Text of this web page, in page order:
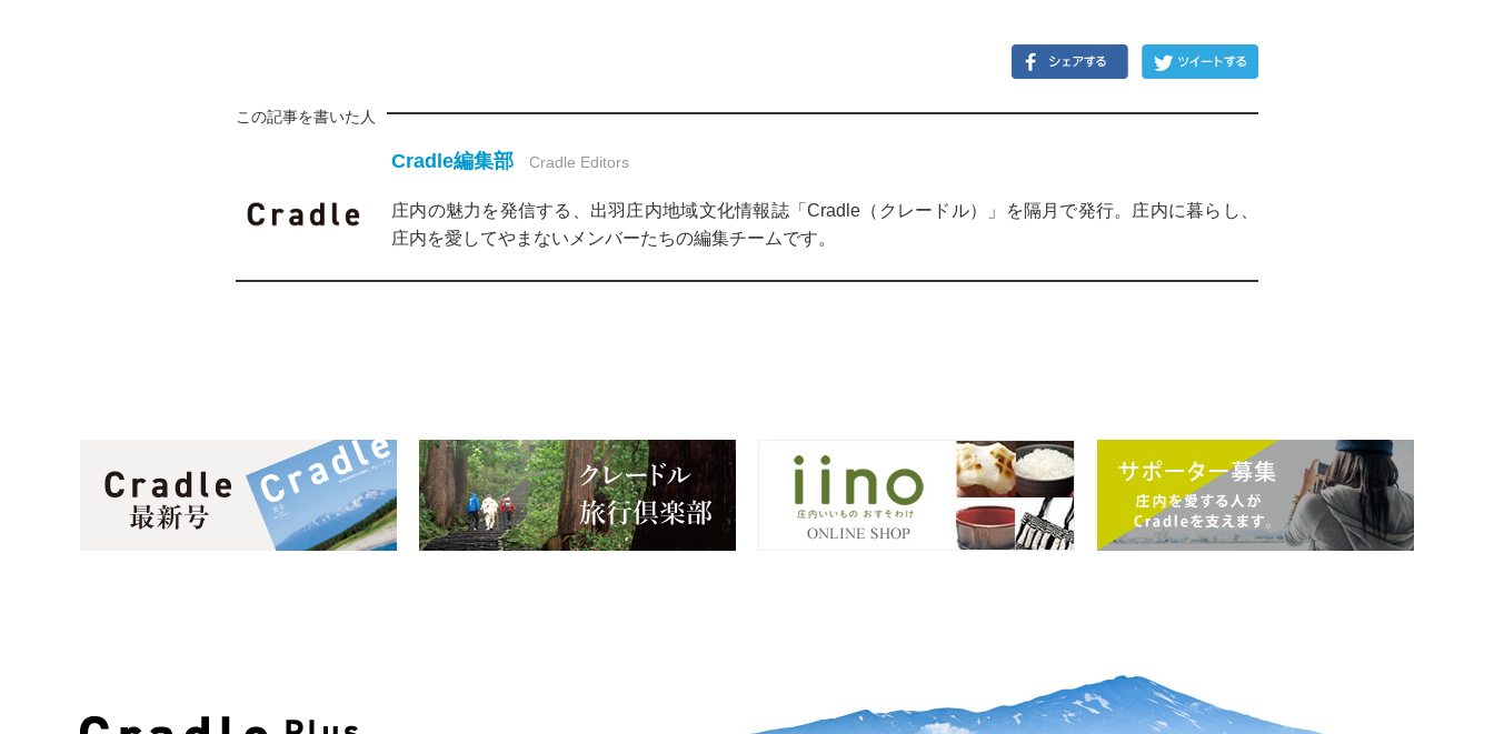
この記事を書いた人
Cradle編集部 Cradle Editors
庄内の魅力を発信する、出羽庄内地域文化情報誌「Cradle（クレードル）」を隔月で発行。庄内に暮らし、
庄内を愛してやまないメンバーたちの編集チームです。